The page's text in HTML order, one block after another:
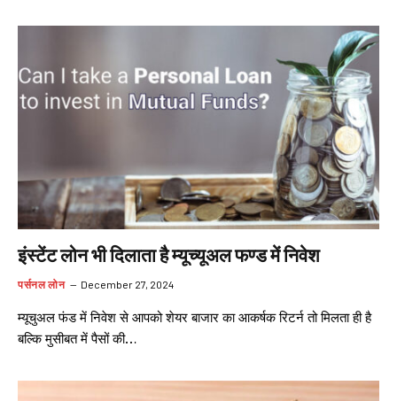
इंस्टेंट लोन भी दिलाता है म्यूच्यूअल फण्ड में निवेश
पर्सनल लोन December 27, 2024
म्यूचुअल फंड में निवेश से आपको शेयर बाजार का आकर्षक रिटर्न तो मिलता ही है
बल्कि मुसीबत में पैसों की…